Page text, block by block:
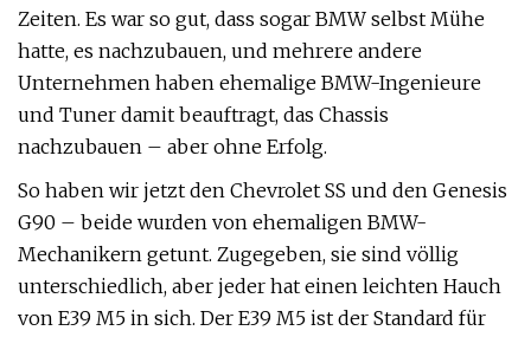
Zeiten. Es war so gut, dass sogar BMW selbst Mühe
hatte, es nachzubauen, und mehrere andere
Unternehmen haben ehemalige BMW-Ingenieure
und Tuner damit beauftragt, das Chassis
nachzubauen – aber ohne Erfolg.
So haben wir jetzt den Chevrolet SS und den Genesis
G90 – beide wurden von ehemaligen BMW-
Mechanikern getunt. Zugegeben, sie sind völlig
unterschiedlich, aber jeder hat einen leichten Hauch
von E39 M5 in sich. Der E39 M5 ist der Standard für